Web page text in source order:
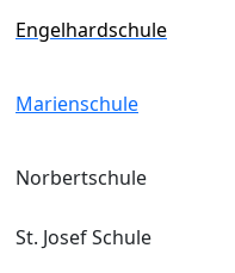
Engelhardschule
Marienschule
Norbertschule
St. Josef Schule